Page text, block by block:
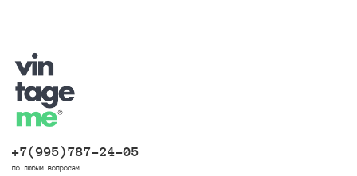
+7(995)787-24-05
по любым вопросам